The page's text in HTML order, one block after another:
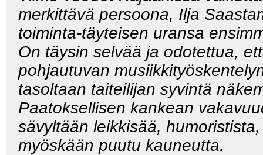
merkittävä persoona, Ilja
toiminta-täyteisen uransa
On täysin selvää ja odotettua,
pohjautuvan
tasoltaan taiteilijan syvintä
Paatoksellisen kankean
sävyltään leikkisää,
myöskään puutu kauneutta.